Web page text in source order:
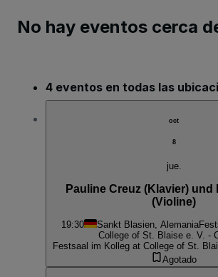
No hay eventos cerca
4 eventos en todas las
oct
8
jue.
Pauline Creuz (Klavier) und
(Violine)
19:30 Sankt Blasien, Alemania
College of St. Blaise e. V. -
Festsaal im Kolleg at College of St.
Agotado